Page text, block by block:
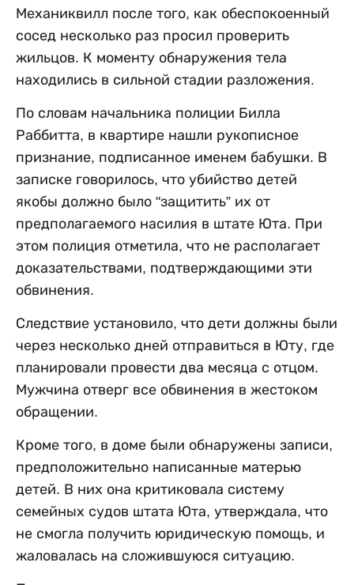
Механиквилл после того, как обеспокоенный
сосед несколько раз просил проверить
жильцов. К моменту обнаружения тела
находились в сильной стадии разложения.
По словам начальника полиции Билла
Раббитта, в квартире нашли рукописное
признание, подписанное именем бабушки. В
записке говорилось, что убийство детей
якобы должно было "защитить” их от
предполагаемого насилия в штате Юта. При
этом полиция отметила, что не располагает
доказательствами, подтверждающими эти
обвинения.
Следствие установило, что дети должны были
через несколько дней отправиться в Юту, где
планировали провести два месяца с отцом.
Мужчина отверг все обвинения в жестоком
обращении.
Кроме того, в доме были обнаружены записи,
предположительно написанные матерью
детей. В них она критиковала систему
семейных судов штата Юта, утверждала, что
не смогла получить юридическую помощь, и
жаловалась на сложившуюся ситуацию.